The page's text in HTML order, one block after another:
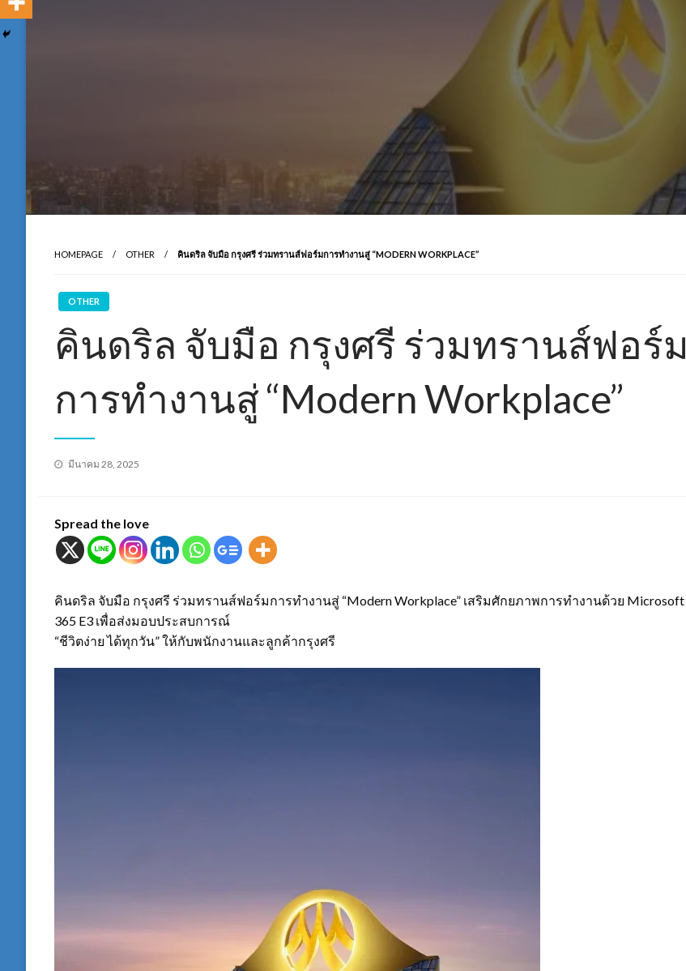
HOMEPAGE OTHER คินดริล จับมือ กรุงศรี ร่วมทรานส์ฟอร์มการทำงานสู่ “MODERN WORKPLACE”
OTHER
คินดริล จับมือ กรุงศรี ร่วมทรานส์ฟอร์ม
การทำงานสู่ “Modern Workplace”
Posted
มีนาคม 28, 2025
Spread the love
คินดริล จับมือ กรุงศรี ร่วมทรานส์ฟอร์มการทำงานสู่ “Modern Workplace” เสริมศักยภาพการทำงานด้วย Microsoft
365 E3 เพื่อส่งมอบประสบการณ์
“ชีวิตง่าย ได้ทุกวัน” ให้กับพนักงานและลูกค้ากรุงศรี